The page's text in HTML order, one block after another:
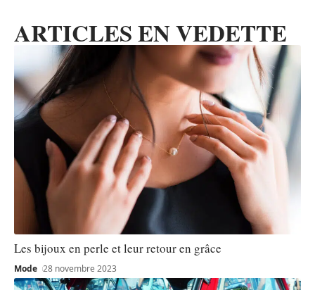
ARTICLES EN VEDETTE
Les bijoux en perle et leur retour en grâce
Mode 28 novembre 2023